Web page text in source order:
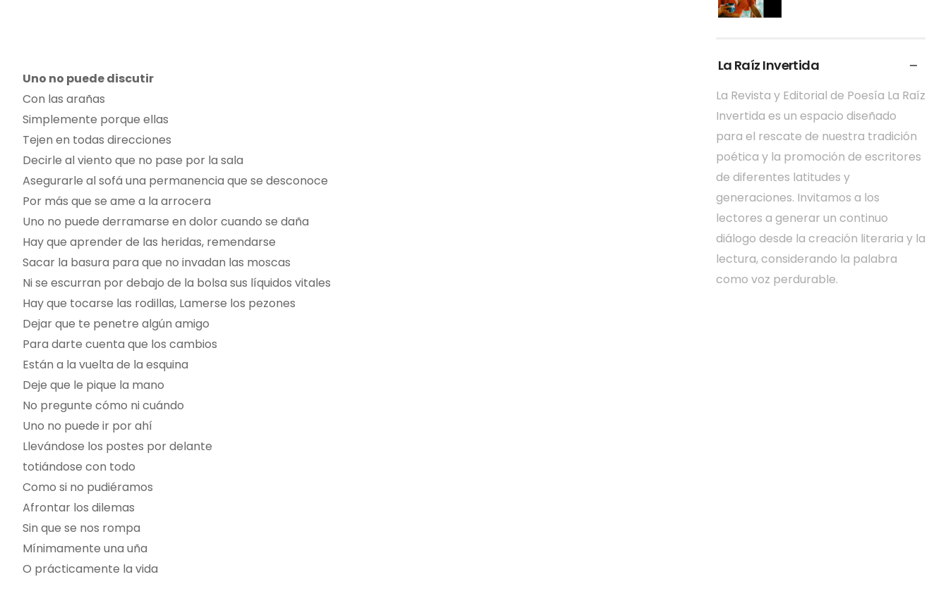
Uno no puede discutir
Con las arañas
Simplemente porque ellas
Tejen en todas direcciones
Decirle al viento que no pase por la sala
Asegurarle al sofá una permanencia que se desconoce
Por más que se ame a la arrocera
Uno no puede derramarse en dolor cuando se daña
Hay que aprender de las heridas, remendarse
Sacar la basura para que no invadan las moscas
Ni se escurran por debajo de la bolsa sus líquidos vitales
Hay que tocarse las rodillas, Lamerse los pezones
Dejar que te penetre algún amigo
Para darte cuenta que los cambios
Están a la vuelta de la esquina
Deje que le pique la mano
No pregunte cómo ni cuándo
Uno no puede ir por ahí
Llevándose los postes por delante
totiándose con todo
Como si no pudiéramos
Afrontar los dilemas
Sin que se nos rompa
Mínimamente una uña
O prácticamente la vida
La Raíz Invertida
La Revista y Editorial de Poesía La Raíz
Invertida es un espacio diseñado
para el rescate de nuestra tradición
poética y la promoción de escritores
de diferentes latitudes y
generaciones. Invitamos a los
lectores a generar un continuo
diálogo desde la creación literaria y la
lectura, considerando la palabra
como voz perdurable.